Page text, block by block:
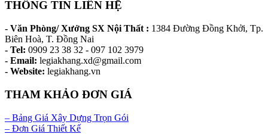
THÔNG TIN LIÊN HỆ
- Văn Phòng/ Xưởng SX Nội Thất : 1384 Đường Đồng Khởi, Tp.
Biên Hoà, T. Đồng Nai
- Tel: 0909 23 38 32 - 097 102 3979
- Email: legiakhang.xd@gmail.com
- Website: legiakhang.vn
THAM KHẢO ĐƠN GIÁ
– Bảng Giá Xây Dựng Trọn Gói
– Đơn Giá Thiết Kế